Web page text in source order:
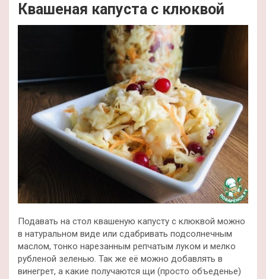
Квашеная капуста с клюквой
Подавать на стол квашеную капусту с клюквой можно
в натуральном виде или сдабривать подсолнечным
маслом, тонко нарезанным репчатым луком и мелко
рубленой зеленью. Так же её можно добавлять в
винегрет, а какие получаются щи (просто объеденье)